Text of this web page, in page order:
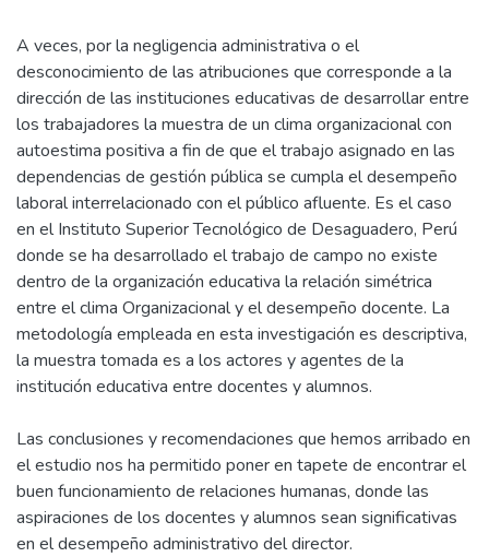
A veces, por la negligencia administrativa o el
desconocimiento de las atribuciones que corresponde a la
dirección de las instituciones educativas de desarrollar entre
los trabajadores la muestra de un clima organizacional con
autoestima positiva a fin de que el trabajo asignado en las
dependencias de gestión pública se cumpla el desempeño
laboral interrelacionado con el público afluente. Es el caso
en el Instituto Superior Tecnológico de Desaguadero, Perú
donde se ha desarrollado el trabajo de campo no existe
dentro de la organización educativa la relación simétrica
entre el clima Organizacional y el desempeño docente. La
metodología empleada en esta investigación es descriptiva,
la muestra tomada es a los actores y agentes de la
institución educativa entre docentes y alumnos.
Las conclusiones y recomendaciones que hemos arribado en
el estudio nos ha permitido poner en tapete de encontrar el
buen funcionamiento de relaciones humanas, donde las
aspiraciones de los docentes y alumnos sean significativas
en el desempeño administrativo del director.